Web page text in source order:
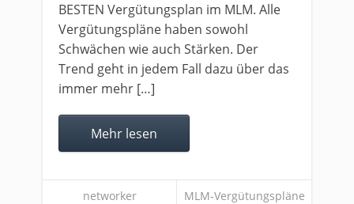
BESTEN Vergütungsplan im MLM. Alle
Vergütungspläne haben sowohl
Schwächen wie auch Stärken. Der
Trend geht in jedem Fall dazu über das
immer mehr […]
Mehr lesen
networker MLM-Vergütungspläne